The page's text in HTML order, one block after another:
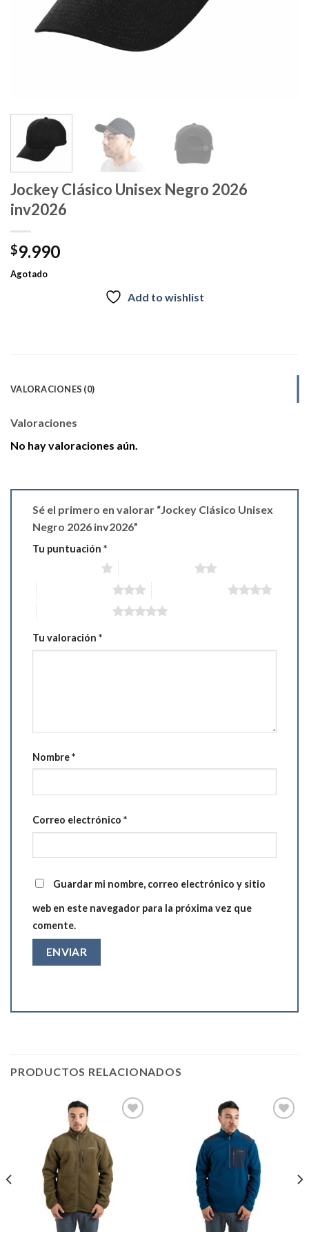
Jockey Clásico Unisex Negro 2026
inv2026
$9.990
Agotado
Add to wishlist
VALORACIONES (0)
Valoraciones
No hay valoraciones aún.
Sé el primero en valorar “Jockey Clásico Unisex
Negro 2026 inv2026”
Tu puntuación *
Tu valoración *
Nombre*
Correo electrónico *
Guardar mi nombre, correo electrónico y sitio
web en este navegador para la próxima vez que
comente.
PRODUCTOS RELACIONADOS
wishlist